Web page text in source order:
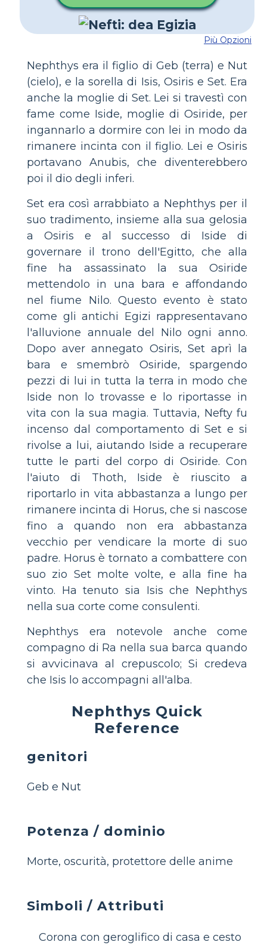
Più Opzioni
Nephthys era il figlio di Geb (terra) e Nut
(cielo), e la sorella di Isis, Osiris e Set. Era
anche la moglie di Set. Lei si travestì con
fame come Iside, moglie di Osiride, per
ingannarlo a dormire con lei in modo da
rimanere incinta con il figlio. Lei e Osiris
portavano Anubis, che diventerebbero
poi il dio degli inferi.
Set era così arrabbiato a Nephthys per il
suo tradimento, insieme alla sua gelosia
a Osiris e al successo di Iside di
governare il trono dell'Egitto, che alla
fine ha assassinato la sua Osiride
mettendolo in una bara e affondando
nel fiume Nilo. Questo evento è stato
come gli antichi Egizi rappresentavano
l'alluvione annuale del Nilo ogni anno.
Dopo aver annegato Osiris, Set aprì la
bara e smembrò Osiride, spargendo
pezzi di lui in tutta la terra in modo che
Iside non lo trovasse e lo riportasse in
vita con la sua magia. Tuttavia, Nefty fu
incenso dal comportamento di Set e si
rivolse a lui, aiutando Iside a recuperare
tutte le parti del corpo di Osiride. Con
l'aiuto di Thoth, Iside è riuscito a
riportarlo in vita abbastanza a lungo per
rimanere incinta di Horus, che si nascose
fino a quando non era abbastanza
vecchio per vendicare la morte di suo
padre. Horus è tornato a combattere con
suo zio Set molte volte, e alla fine ha
vinto. Ha tenuto sia Isis che Nephthys
nella sua corte come consulenti.
Nephthys era notevole anche come
compagno di Ra nella sua barca quando
si avvicinava al crepuscolo; Si credeva
che Isis lo accompagni all'alba.
Nephthys Quick
Reference
genitori
Geb e Nut
Potenza / dominio
Morte, oscurità, protettore delle anime
Simboli / Attributi
Corona con geroglifico di casa e cesto